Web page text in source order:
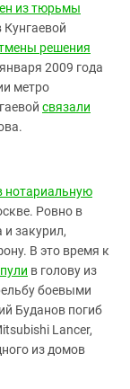
из тюрьмы
решения
2009 года
метро
связали
нотариальную
Ровно в
закурил,
В это время к
в голову из
боевыми
Буданов погиб
Lancer,
из домов